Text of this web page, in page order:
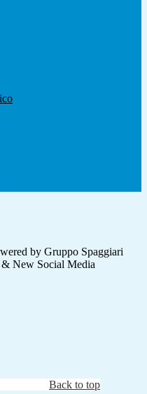
by Gruppo Spaggiari
New Social Media
Back to top